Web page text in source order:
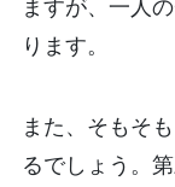
ります。
また、そもそ
るでしょう。